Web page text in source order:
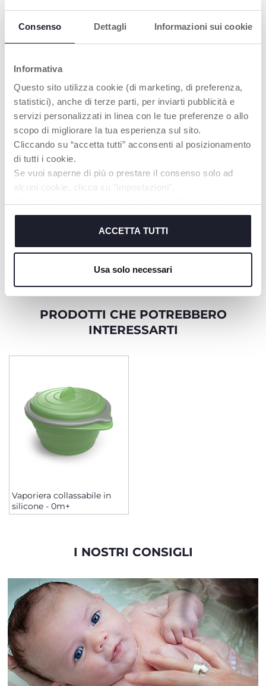
Consenso Dettagli Informazioni sui cookie
Informativa
Questo sito utilizza cookie (di marketing, di preferenza,
statistici), anche di terze parti, per inviarti pubblicità e
servizi personalizzati in linea con le tue preferenze o allo
scopo di migliorare la tua esperienza sul sito.
Cliccando su “accetta tutti” acconsenti al posizionamento
di tutti i cookie.
Se vuoi saperne di più o prestare il consenso solo ad
alcuni cookie, clicca su "impostazioni".
cookie tecnici, indispensabili per fruire del servizio
ACCETTA TUTTI
Usa solo necessari
A VAPORE
La forma del cestello
favorisce
un’omogenea ed
efficace distribuzione
del vapore per una
cottura rapida e
ottimale, preservando
principi nutritivi e
ONE TURBO
Lame in acciaio
inossidabile e barriere
frangi-vortice
consentono di
SCOPRI DI PIÙ
PRODOTTI CHE POTREBBERO
INTERESSARTI
Vaporiera collassabile in
silicone - 0m+
I NOSTRI CONSIGLI